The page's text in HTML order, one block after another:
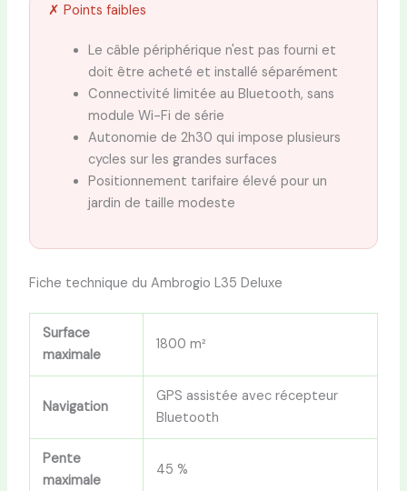
✗ Points faibles
Le câble périphérique n'est pas fourni et
doit être acheté et installé séparément
Connectivité limitée au Bluetooth, sans
module Wi-Fi de série
Autonomie de 2h30 qui impose plusieurs
cycles sur les grandes surfaces
Positionnement tarifaire élevé pour un
jardin de taille modeste
Fiche technique du Ambrogio L35 Deluxe
Surface
maximale
1800 m²
Navigation
GPS assistée avec récepteur
Bluetooth
Pente
maximale
45 %